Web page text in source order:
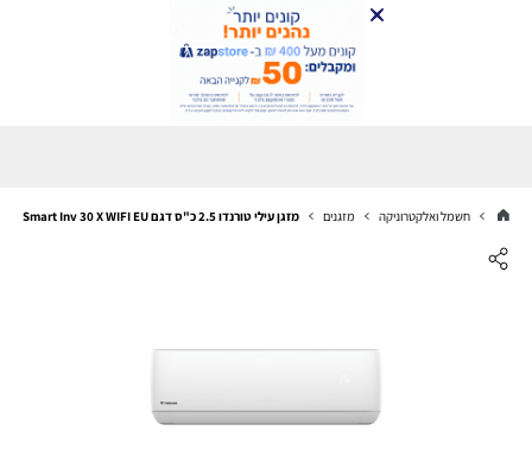
חשמל ואלקטרוניקה מזגנים מזגן עילי טורנדו 2.5 כ"ס דגם Smart Inv 30 X WIFI EU